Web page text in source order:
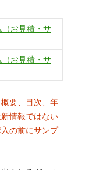
お見積・サ
お見積・サ
要、目次、年
情報ではない
の前にサンプ